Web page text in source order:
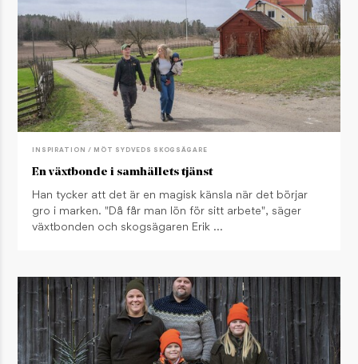
INSPIRATION / MÖT SYDVEDS SKOGSÄGARE
En växtbonde i samhällets tjänst
Han tycker att det är en magisk känsla när det börjar
gro i marken. "Då får man lön för sitt arbete", säger
växtbonden och skogsägaren Erik …